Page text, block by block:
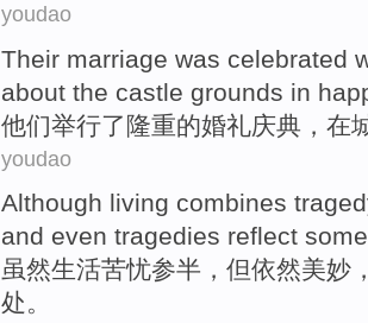
youdao
Their marriage was celebrated
about the castle grounds in
他们举行了隆重的婚礼庆典，在
youdao
Although living combines
and even tragedies reflect
虽然生活苦忧参半 ，但依然美妙
处。